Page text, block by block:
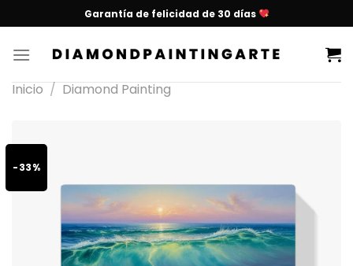
Garantía de felicidad de 30 días
Inicio / Diamond Painting
-33%